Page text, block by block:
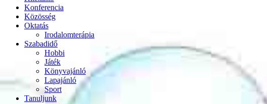
Konferencia
Közösség
Oktatás
Irodalomterápia
Szabadidő
Hobbi
Játék
Könyvajánló
Lapajánló
Sport
Tanuljunk